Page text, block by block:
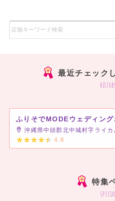
最近チェック
沖縄県中頭郡北中城村字ライカ
4.8
特集
special